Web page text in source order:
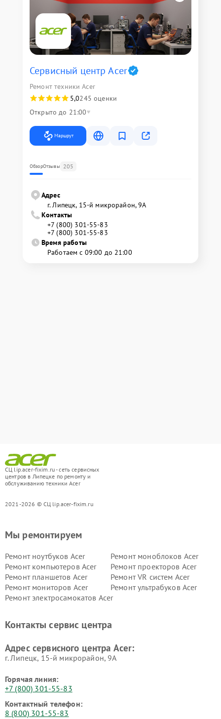
Сервисный центр Acer
Ремонт техники Acer
5,0245 оценки
Открыто до 21:00
Маршрут
ОбзорОтзывы 205
Адрес
г. Липецк, 15-й микрорайон, 9А
Контакты
+7 (800) 301-55-83
+7 (800) 301-55-83
Время работы
Работаем с 09:00 до 21:00
СЦ lip.acer-fixim.ru - сеть сервисных
центров в Липецке по ремонту и
обслуживанию техники Acer
2021-2026 © СЦ lip.acer-fixim.ru
Мы ремонтируем
Ремонт ноутбуков Acer
Ремонт моноблоков Acer
Ремонт компьютеров Acer
Ремонт проекторов Acer
Ремонт планшетов Acer
Ремонт VR систем Acer
Ремонт мониторов Acer
Ремонт ультрабуков Acer
Ремонт электросамокатов Acer
Контакты сервис центра
Адрес сервисного центра Acer:
г. Липецк, 15-й микрорайон, 9А
Горячая линия:
+7 (800) 301-55-83
Контактный телефон:
8 (800) 301-55-83